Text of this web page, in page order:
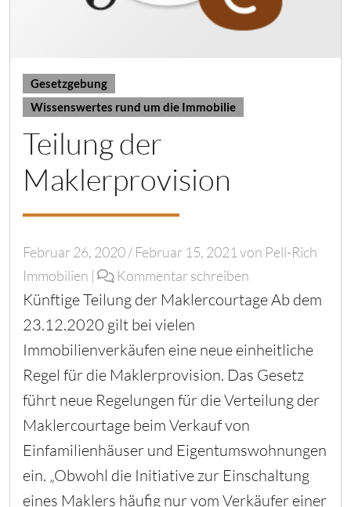
Gesetzgebung
Wissenswertes rund um die Immobilie
Teilung der
Maklerprovision
Februar 26, 2020/ Februar 15, 2021 von Pell-Rich
Immobilien | Kommentar schreiben
Künftige Teilung der Maklercourtage Ab dem
23.12.2020 gilt bei vielen
Immobilienverkäufen eine neue einheitliche
Regel für die Maklerprovision. Das Gesetz
führt neue Regelungen für die Verteilung der
Maklercourtage beim Verkauf von
Einfamilienhäuser und Eigentumswohnungen
ein. „Obwohl die Initiative zur Einschaltung
eines Maklers häufig nur vom Verkäufer einer